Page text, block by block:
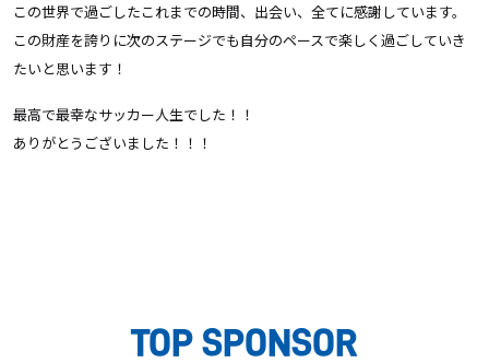
この世界で過ごしたこれまでの時間、出会い、全てに感謝しています。
この財産を誇りに次のステージでも自分のペースで楽しく過ごしていき
たいと思います！
最高で最幸なサッカー人生でした！！
ありがとうございました！！！
TOP SPONSOR